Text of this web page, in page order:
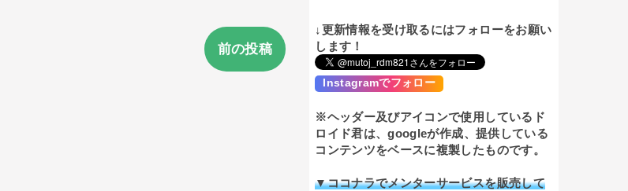
前の投稿
↓更新情報を受け取るにはフォローをお願い
します！
Instagramでフォロー
※ヘッダー及びアイコンで使用しているド
ロイド君は、googleが作成、提供している
コンテンツをベースに複製したものです。
▼ココナラでメンターサービスを販売して